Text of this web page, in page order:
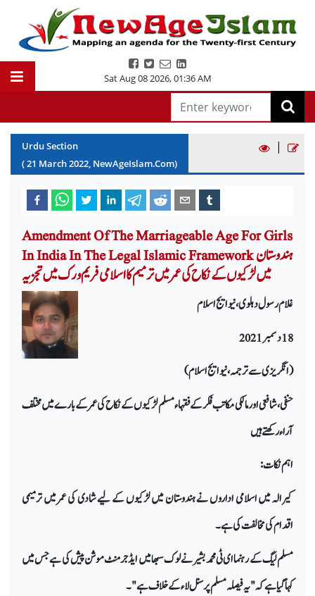
Sat Aug 08 2026,01:36 AM
Urdu Section
(21 March2022, NewAgeIslam.Com)
|
Amendment Of The Marriageable Age For Girls
In India In The Legal Islamic Framework ہندوستان
میں لڑکیوں کے نکاح کی عمر میں ترمیم کا اسلامی فریم ورک میں تجزیہ
غلام رسول دہلوی، نیو ایج اسلام
18 دسمبر 2021
(انگریزی سے ترجمہ، نیو ایج اسلام)
حنفی، شافعی اور مالکی مکاتب فکر کے فقہاء مسلم لڑکیوں کے نکاح کی عمر کے بارے میں مختلف
آراء رکھتے ہیں
اہم نکات:
کیرالہ میں اسلامی اداروں نے ہندوستان میں لڑکیوں کے لیے شادی کی عمر میں ترمیمی
اقدام کی مخالفت کی ہے۔
مسلم لیگ کے رہنما ای ٹی محمد بشیر نے لوک سبھا میں ایڈجرمنٹ موشن پیش کی ہے جس میں
کہا گیا ہے کہ "یہ فیصلہ مسلم پرسنل لاء کے خلاف ہے"۔